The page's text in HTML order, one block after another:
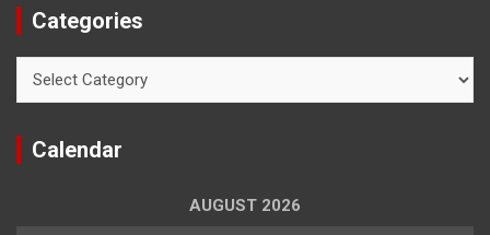
Categories
Calendar
AUGUST 2026